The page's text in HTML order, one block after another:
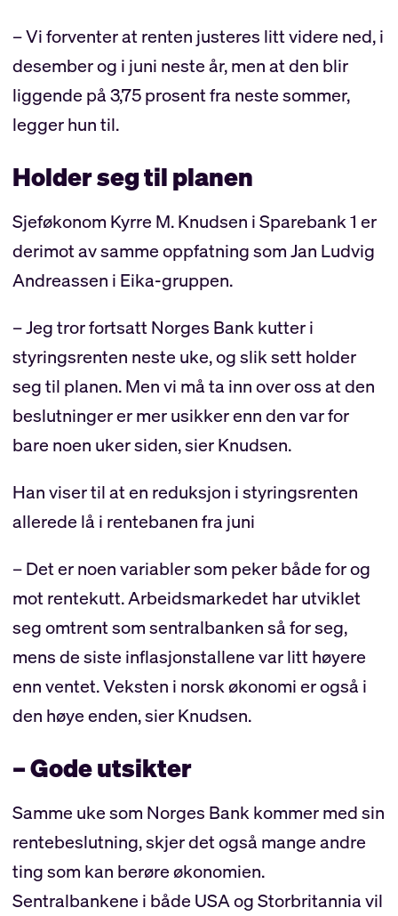
– Vi forventer at renten justeres litt videre ned, i
desember og i juni neste år, men at den blir
liggende på 3,75 prosent fra neste sommer,
legger hun til.
Holder seg til planen
Sjeføkonom Kyrre M. Knudsen i Sparebank 1 er
derimot av samme oppfatning som Jan Ludvig
Andreassen i Eika-gruppen.
– Jeg tror fortsatt Norges Bank kutter i
styringsrenten neste uke, og slik sett holder
seg til planen. Men vi må ta inn over oss at den
beslutninger er mer usikker enn den var for
bare noen uker siden, sier Knudsen.
Han viser til at en reduksjon i styringsrenten
allerede lå i rentebanen fra juni
– Det er noen variabler som peker både for og
mot rentekutt. Arbeidsmarkedet har utviklet
seg omtrent som sentralbanken så for seg,
mens de siste inflasjonstallene var litt høyere
enn ventet. Veksten i norsk økonomi er også i
den høye enden, sier Knudsen.
– Gode utsikter
Samme uke som Norges Bank kommer med sin
rentebeslutning, skjer det også mange andre
ting som kan berøre økonomien.
Sentralbankene i både USA og Storbritannia vil